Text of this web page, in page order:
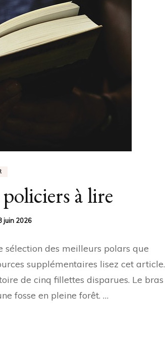
à lire
juin 2026
sélection des meilleurs polars que
supplémentaires lisez cet article.
de cinq fillettes disparues. Le bras
fosse en pleine forêt. …